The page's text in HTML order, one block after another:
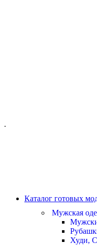
.
Каталог готовых
Мужская
Худи,